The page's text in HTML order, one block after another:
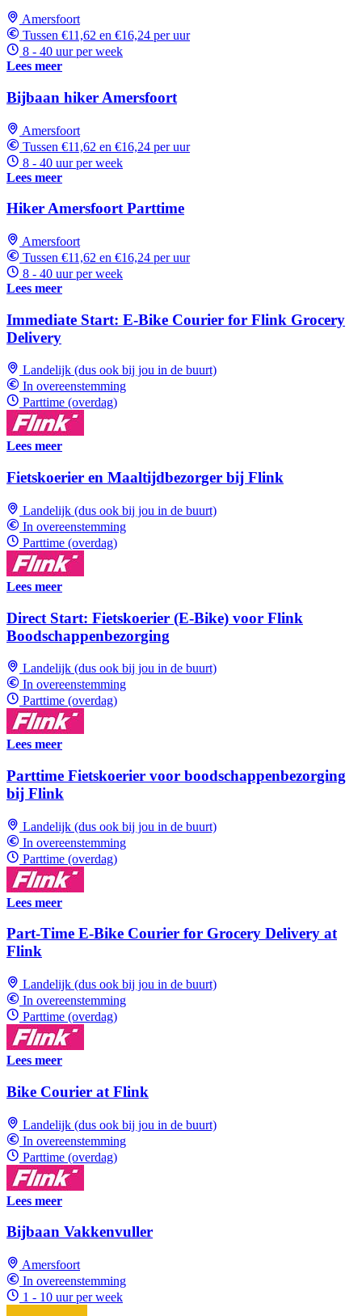
Amersfoort
Tussen €11,62 en €16,24 per uur
8 - 40 uur per week
Lees meer
Bijbaan hiker Amersfoort
Amersfoort
Tussen €11,62 en €16,24 per uur
8 - 40 uur per week
Lees meer
Hiker Amersfoort Parttime
Amersfoort
Tussen €11,62 en €16,24 per uur
8 - 40 uur per week
Lees meer
Immediate Start: E-Bike Courier for Flink Grocery
Delivery
Landelijk (dus ook bij jou in de buurt)
In overeenstemming
Parttime (overdag)
Lees meer
Fietskoerier en Maaltijdbezorger bij Flink
Landelijk (dus ook bij jou in de buurt)
In overeenstemming
Parttime (overdag)
Lees meer
Direct Start: Fietskoerier (E-Bike) voor Flink
Boodschappenbezorging
Landelijk (dus ook bij jou in de buurt)
In overeenstemming
Parttime (overdag)
Lees meer
Parttime Fietskoerier voor boodschappenbezorging
bij Flink
Landelijk (dus ook bij jou in de buurt)
In overeenstemming
Parttime (overdag)
Lees meer
Part-Time E-Bike Courier for Grocery Delivery at
Flink
Landelijk (dus ook bij jou in de buurt)
In overeenstemming
Parttime (overdag)
Lees meer
Bike Courier at Flink
Landelijk (dus ook bij jou in de buurt)
In overeenstemming
Parttime (overdag)
Lees meer
Bijbaan Vakkenvuller
Amersfoort
In overeenstemming
1 - 10 uur per week